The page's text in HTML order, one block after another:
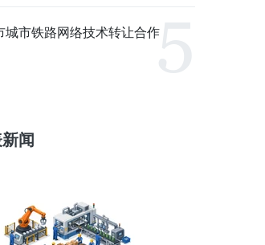
城市铁路网络技术转让合作
闻